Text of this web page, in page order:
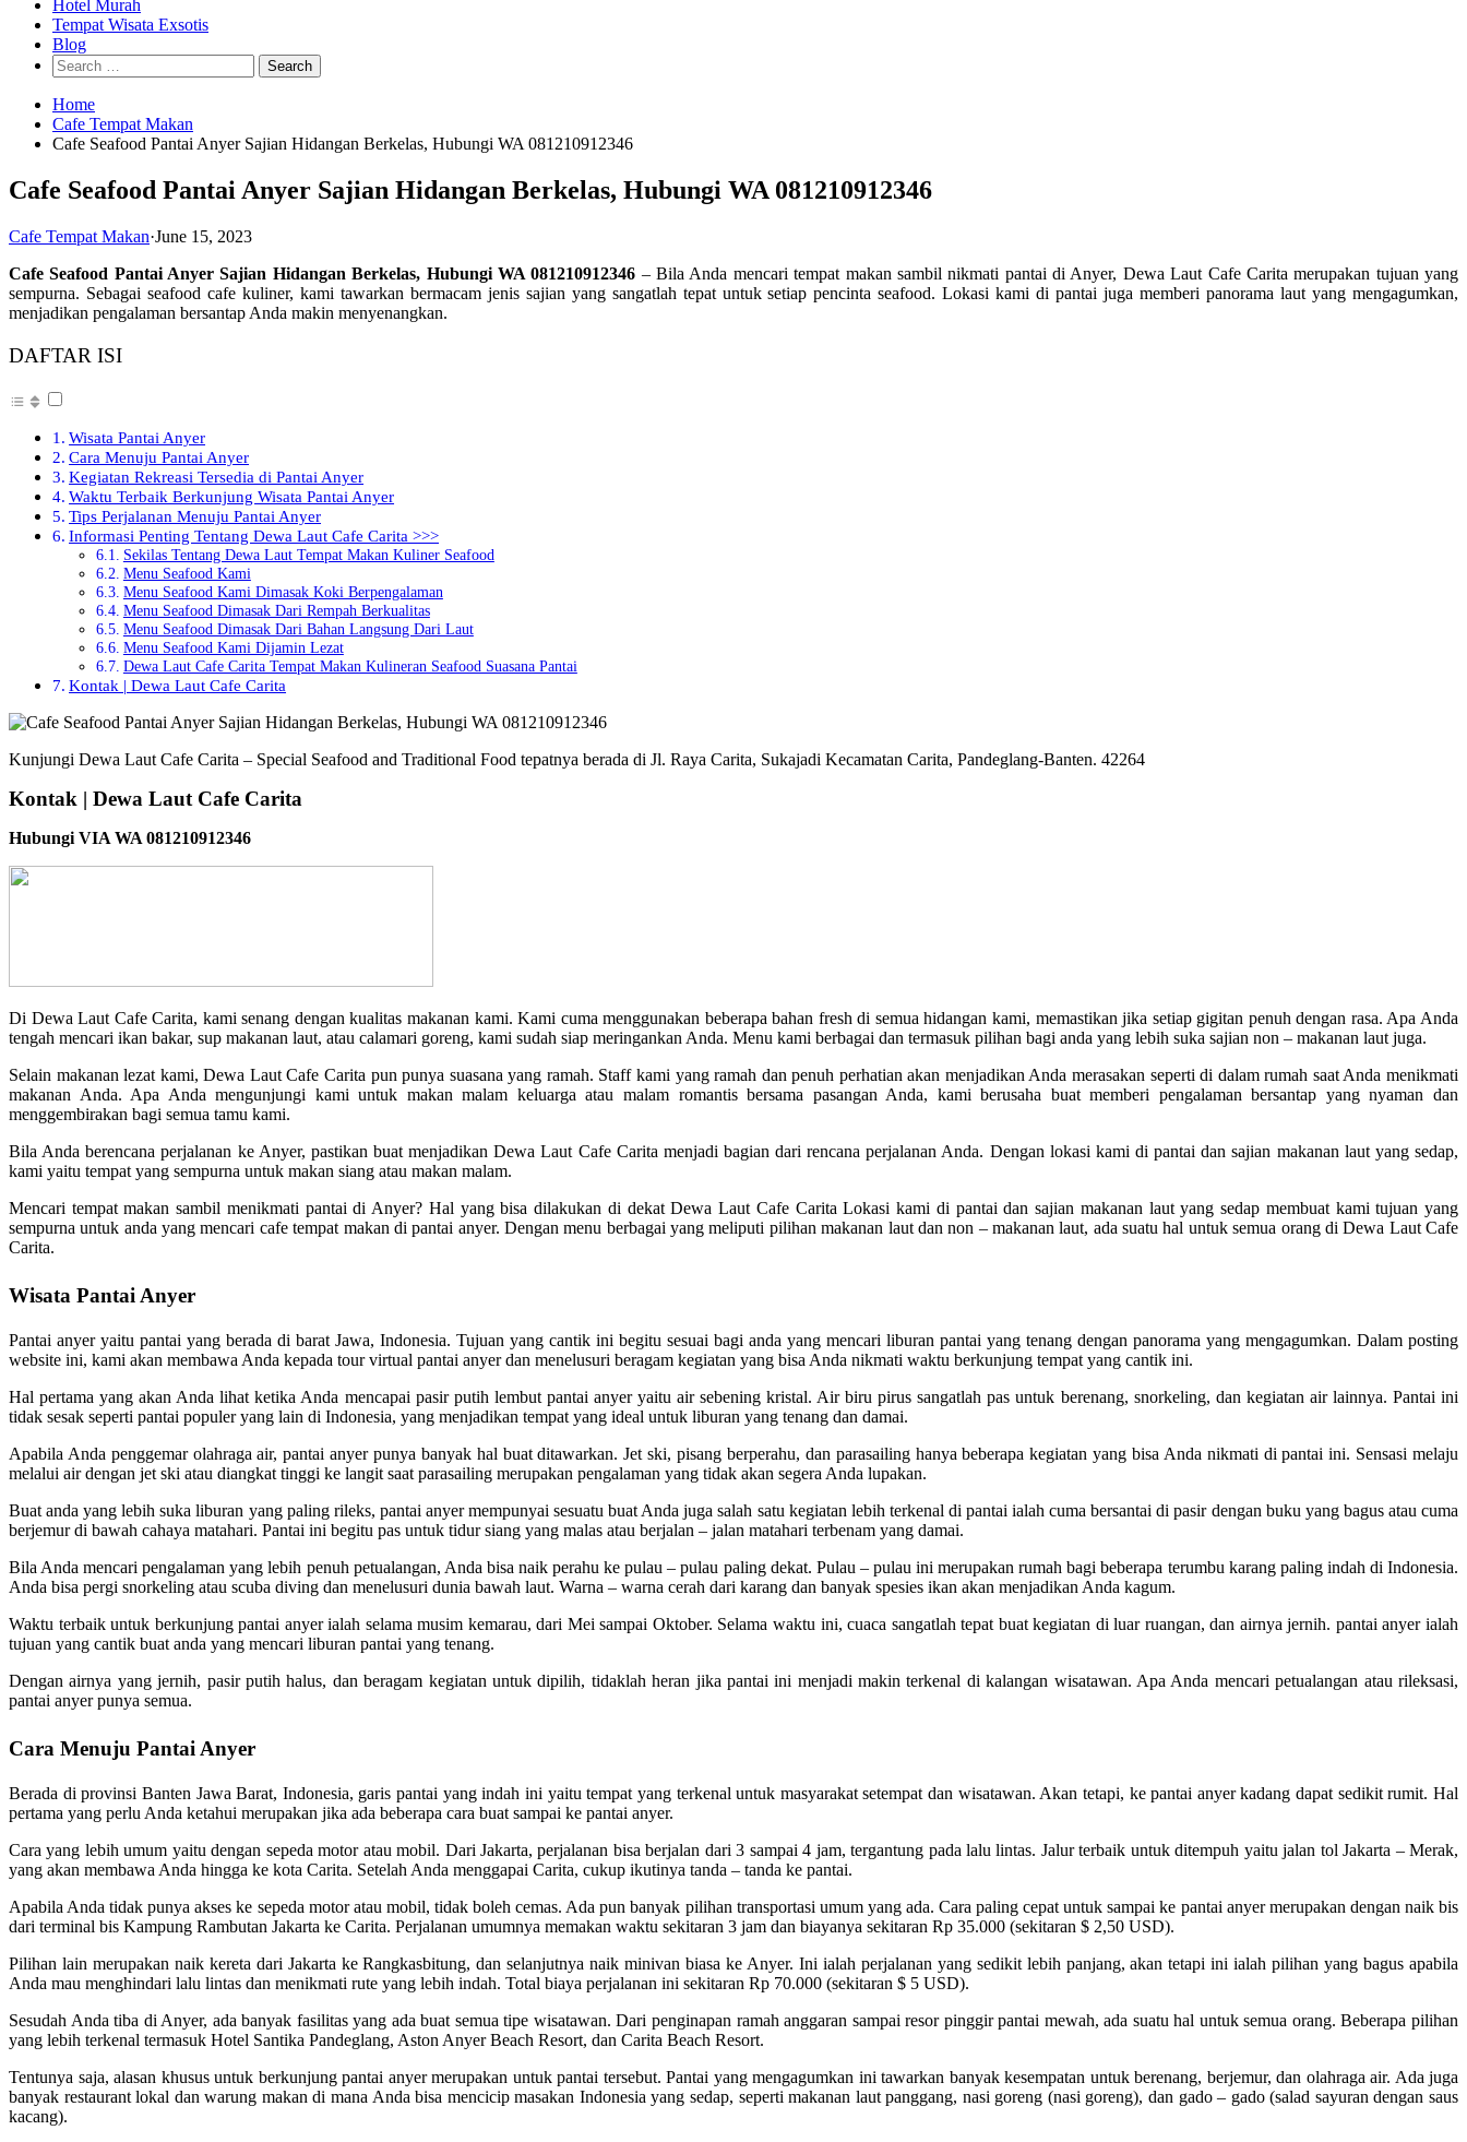
Hotel Murah
Tempat Wisata Exsotis
Blog
Search
for:
Home
Cafe Tempat Makan
Cafe Seafood Pantai Anyer Sajian Hidangan Berkelas, Hubungi WA 081210912346
Cafe Seafood Pantai Anyer Sajian Hidangan Berkelas, Hubungi WA 081210912346
Cafe Tempat Makan·June 15, 2023
Cafe Seafood Pantai Anyer Sajian Hidangan Berkelas, Hubungi WA 081210912346 – Bila Anda mencari tempat makan sambil nikmati pantai di Anyer, Dewa Laut Cafe Carita merupakan tujuan yang
sempurna. Sebagai seafood cafe kuliner, kami tawarkan bermacam jenis sajian yang sangatlah tepat untuk setiap pencinta seafood. Lokasi kami di pantai juga memberi panorama laut yang mengagumkan,
menjadikan pengalaman bersantap Anda makin menyenangkan.
DAFTAR ISI
Wisata Pantai Anyer
Cara Menuju Pantai Anyer
Kegiatan Rekreasi Tersedia di Pantai Anyer
Waktu Terbaik Berkunjung Wisata Pantai Anyer
Tips Perjalanan Menuju Pantai Anyer
Informasi Penting Tentang Dewa Laut Cafe Carita >>>
Sekilas Tentang Dewa Laut Tempat Makan Kuliner Seafood
Menu Seafood Kami
Menu Seafood Kami Dimasak Koki Berpengalaman
Menu Seafood Dimasak Dari Rempah Berkualitas
Menu Seafood Dimasak Dari Bahan Langsung Dari Laut
Menu Seafood Kami Dijamin Lezat
Dewa Laut Cafe Carita Tempat Makan Kulineran Seafood Suasana Pantai
Kontak | Dewa Laut Cafe Carita
Kunjungi Dewa Laut Cafe Carita – Special Seafood and Traditional Food tepatnya berada di Jl. Raya Carita, Sukajadi Kecamatan Carita, Pandeglang-Banten. 42264
Kontak | Dewa Laut Cafe Carita
Hubungi VIA WA 081210912346
Di Dewa Laut Cafe Carita, kami senang dengan kualitas makanan kami. Kami cuma menggunakan beberapa bahan fresh di semua hidangan kami, memastikan jika setiap gigitan penuh dengan rasa. Apa Anda
tengah mencari ikan bakar, sup makanan laut, atau calamari goreng, kami sudah siap meringankan Anda. Menu kami berbagai dan termasuk pilihan bagi anda yang lebih suka sajian non – makanan laut juga.
Selain makanan lezat kami, Dewa Laut Cafe Carita pun punya suasana yang ramah. Staff kami yang ramah dan penuh perhatian akan menjadikan Anda merasakan seperti di dalam rumah saat Anda menikmati
makanan Anda. Apa Anda mengunjungi kami untuk makan malam keluarga atau malam romantis bersama pasangan Anda, kami berusaha buat memberi pengalaman bersantap yang nyaman dan
menggembirakan bagi semua tamu kami.
Bila Anda berencana perjalanan ke Anyer, pastikan buat menjadikan Dewa Laut Cafe Carita menjadi bagian dari rencana perjalanan Anda. Dengan lokasi kami di pantai dan sajian makanan laut yang sedap,
kami yaitu tempat yang sempurna untuk makan siang atau makan malam.
Mencari tempat makan sambil menikmati pantai di Anyer? Hal yang bisa dilakukan di dekat Dewa Laut Cafe Carita Lokasi kami di pantai dan sajian makanan laut yang sedap membuat kami tujuan yang
sempurna untuk anda yang mencari cafe tempat makan di pantai anyer. Dengan menu berbagai yang meliputi pilihan makanan laut dan non – makanan laut, ada suatu hal untuk semua orang di Dewa Laut Cafe
Carita.
Wisata Pantai Anyer
Pantai anyer yaitu pantai yang berada di barat Jawa, Indonesia. Tujuan yang cantik ini begitu sesuai bagi anda yang mencari liburan pantai yang tenang dengan panorama yang mengagumkan. Dalam posting
website ini, kami akan membawa Anda kepada tour virtual pantai anyer dan menelusuri beragam kegiatan yang bisa Anda nikmati waktu berkunjung tempat yang cantik ini.
Hal pertama yang akan Anda lihat ketika Anda mencapai pasir putih lembut pantai anyer yaitu air sebening kristal. Air biru pirus sangatlah pas untuk berenang, snorkeling, dan kegiatan air lainnya. Pantai ini
tidak sesak seperti pantai populer yang lain di Indonesia, yang menjadikan tempat yang ideal untuk liburan yang tenang dan damai.
Apabila Anda penggemar olahraga air, pantai anyer punya banyak hal buat ditawarkan. Jet ski, pisang berperahu, dan parasailing hanya beberapa kegiatan yang bisa Anda nikmati di pantai ini. Sensasi melaju
melalui air dengan jet ski atau diangkat tinggi ke langit saat parasailing merupakan pengalaman yang tidak akan segera Anda lupakan.
Buat anda yang lebih suka liburan yang paling rileks, pantai anyer mempunyai sesuatu buat Anda juga salah satu kegiatan lebih terkenal di pantai ialah cuma bersantai di pasir dengan buku yang bagus atau cuma
berjemur di bawah cahaya matahari. Pantai ini begitu pas untuk tidur siang yang malas atau berjalan – jalan matahari terbenam yang damai.
Bila Anda mencari pengalaman yang lebih penuh petualangan, Anda bisa naik perahu ke pulau – pulau paling dekat. Pulau – pulau ini merupakan rumah bagi beberapa terumbu karang paling indah di Indonesia.
Anda bisa pergi snorkeling atau scuba diving dan menelusuri dunia bawah laut. Warna – warna cerah dari karang dan banyak spesies ikan akan menjadikan Anda kagum.
Waktu terbaik untuk berkunjung pantai anyer ialah selama musim kemarau, dari Mei sampai Oktober. Selama waktu ini, cuaca sangatlah tepat buat kegiatan di luar ruangan, dan airnya jernih. pantai anyer ialah
tujuan yang cantik buat anda yang mencari liburan pantai yang tenang.
Dengan airnya yang jernih, pasir putih halus, dan beragam kegiatan untuk dipilih, tidaklah heran jika pantai ini menjadi makin terkenal di kalangan wisatawan. Apa Anda mencari petualangan atau rileksasi,
pantai anyer punya semua.
Cara Menuju Pantai Anyer
Berada di provinsi Banten Jawa Barat, Indonesia, garis pantai yang indah ini yaitu tempat yang terkenal untuk masyarakat setempat dan wisatawan. Akan tetapi, ke pantai anyer kadang dapat sedikit rumit. Hal
pertama yang perlu Anda ketahui merupakan jika ada beberapa cara buat sampai ke pantai anyer.
Cara yang lebih umum yaitu dengan sepeda motor atau mobil. Dari Jakarta, perjalanan bisa berjalan dari 3 sampai 4 jam, tergantung pada lalu lintas. Jalur terbaik untuk ditempuh yaitu jalan tol Jakarta – Merak,
yang akan membawa Anda hingga ke kota Carita. Setelah Anda menggapai Carita, cukup ikutinya tanda – tanda ke pantai.
Apabila Anda tidak punya akses ke sepeda motor atau mobil, tidak boleh cemas. Ada pun banyak pilihan transportasi umum yang ada. Cara paling cepat untuk sampai ke pantai anyer merupakan dengan naik bis
dari terminal bis Kampung Rambutan Jakarta ke Carita. Perjalanan umumnya memakan waktu sekitaran 3 jam dan biayanya sekitaran Rp 35.000 (sekitaran $ 2,50 USD).
Pilihan lain merupakan naik kereta dari Jakarta ke Rangkasbitung, dan selanjutnya naik minivan biasa ke Anyer. Ini ialah perjalanan yang sedikit lebih panjang, akan tetapi ini ialah pilihan yang bagus apabila
Anda mau menghindari lalu lintas dan menikmati rute yang lebih indah. Total biaya perjalanan ini sekitaran Rp 70.000 (sekitaran $ 5 USD).
Sesudah Anda tiba di Anyer, ada banyak fasilitas yang ada buat semua tipe wisatawan. Dari penginapan ramah anggaran sampai resor pinggir pantai mewah, ada suatu hal untuk semua orang. Beberapa pilihan
yang lebih terkenal termasuk Hotel Santika Pandeglang, Aston Anyer Beach Resort, dan Carita Beach Resort.
Tentunya saja, alasan khusus untuk berkunjung pantai anyer merupakan untuk pantai tersebut. Pantai yang mengagumkan ini tawarkan banyak kesempatan untuk berenang, berjemur, dan olahraga air. Ada juga
banyak restaurant lokal dan warung makan di mana Anda bisa mencicip masakan Indonesia yang sedap, seperti makanan laut panggang, nasi goreng (nasi goreng), dan gado – gado (salad sayuran dengan saus
kacang).